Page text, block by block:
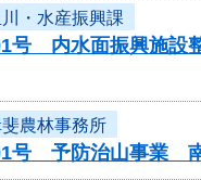
・水産振興課
号 内水面振興施
農林事務所
号 予防治山事業